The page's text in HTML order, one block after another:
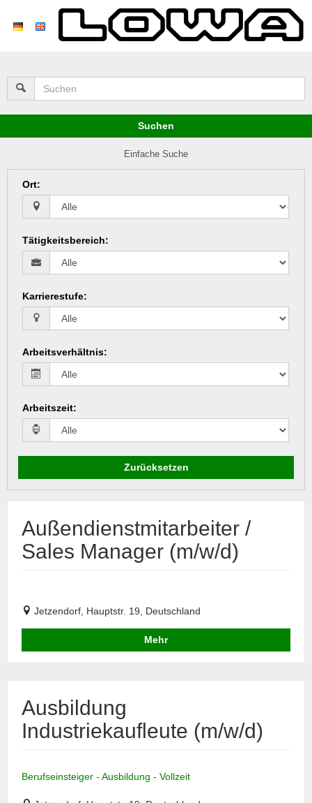
Suchen
Einfache Suche
Ort:
Tätigkeitsbereich:
Karrierestufe:
Arbeitsverhältnis:
Arbeitszeit:
Zurücksetzen
Außendienstmitarbeiter /
Sales Manager (m/w/d)
Jetzendorf, Hauptstr. 19, Deutschland
Mehr
Ausbildung
Industriekaufleute (m/w/d)
Berufseinsteiger - Ausbildung - Vollzeit